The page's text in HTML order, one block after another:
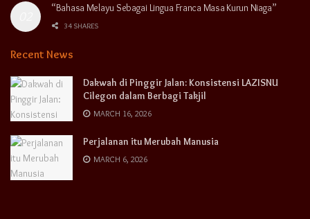
“Bahasa Melayu Sebagai Lingua Franca Masa Kurun Niaga”
34 SHARES
Recent News
Dakwah di Pinggir Jalan: Konsistensi LAZISNU
Cilegon dalam Berbagi Takjil
MARCH 16, 2026
Perjalanan itu Merubah Manusia
MARCH 6, 2026